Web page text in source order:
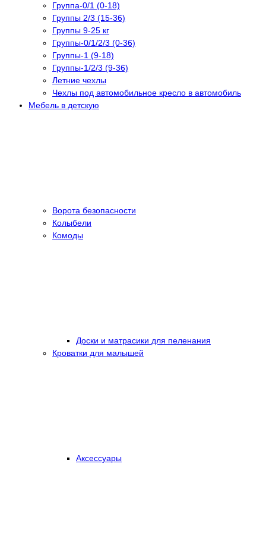
Группа-0/1 (0-18)
Группы 2/3 (15-36)
Группы 9-25 кг
Группы-0/1/2/3 (0-36)
Группы-1 (9-18)
Группы-1/2/3 (9-36)
Летние чехлы
Чехлы под автомобильное кресло в автомобиль
Мебель в детскую
Ворота безопасности
Колыбели
Комоды
Доски и матрасики для пеленания
Кроватки для малышей
Аксессуары